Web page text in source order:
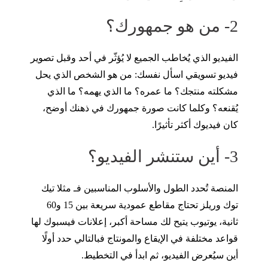
2- من هو جمهورك؟
الفيديو الذي يُخاطب الجميع لا يُؤثّر في أحد وقبل تصوير
فيديو تسويقي اسأل نفسك: من هو الشخص الذي يحل
مشكلته منتجك؟ ما عمره؟ ما الذي يهمه؟ ما الذي
يُقنعه؟ وكلما كانت صورة جمهورك في ذهنك أوضح،
كان فيديوك أكثر تأثيرًا.
3- أين ستنشر الفيديو؟
المنصة تُحدد الطول والأسلوب المناسبين فـ مثلا تيك
توك وريلز تحتاج مقاطع عمودية سريعة بين 15 و60
ثانية، يوتيوب يتيح لك مساحة أكبر، إعلانات فيسبوك لها
قواعد مختلفة في الإيقاع والمونتاج فبالتالي حدد أولًا
أين سيُعرض الفيديو، ثم ابدأ في التخطيط.